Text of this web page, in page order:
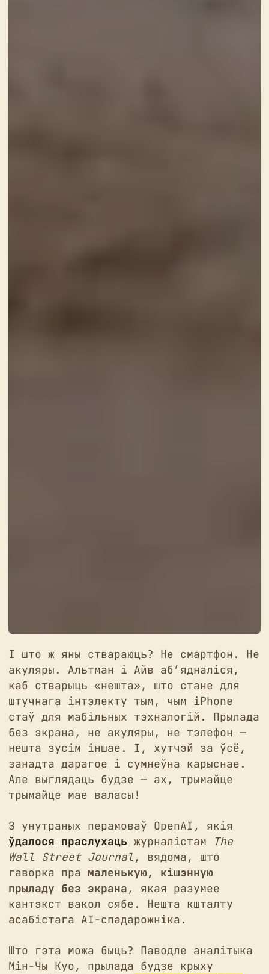
І што ж яны ствараюць? Не смартфон. Не
акуляры. Альтман і Айв аб’ядналіся,
каб стварыць «нешта», што стане для
штучнага інтэлекту тым, чым iPhone
стаў для мабільных тэхналогій. Прылада
без экрана, не акуляры, не тэлефон —
нешта зусім іншае. І, хутчэй за ўсё,
занадта дарагое і сумнеўна карыснае.
Але выглядаць будзе — ах, трымайце
трымайце мае валасы!
З унутраных перамоваў OpenAI, якія
ўдалося праслухаць журналістам
The
Wall Street Journal, вядома, што
гаворка пра маленькую, кішэнную
прыладу без экрана, якая разумее
кантэкст вакол сябе. Нешта кшталту
асабістага AI-спадарожніка.
Што гэта можа быць? Паводле аналітыка
Мін-Чы Куо, прылада будзе крыху